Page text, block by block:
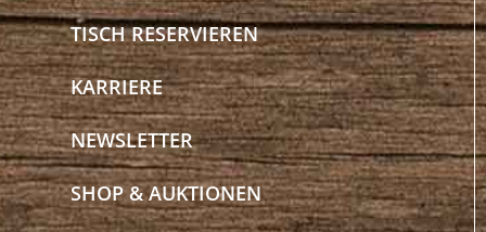
TISCH RESERVIEREN
KARRIERE
NEWSLETTER
SHOP & AUKTIONEN